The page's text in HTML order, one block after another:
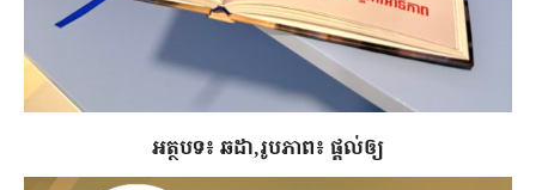
អត្ថបទ៖ ឆដា,រូបភាព៖ ផ្ដល់ឲ្យ